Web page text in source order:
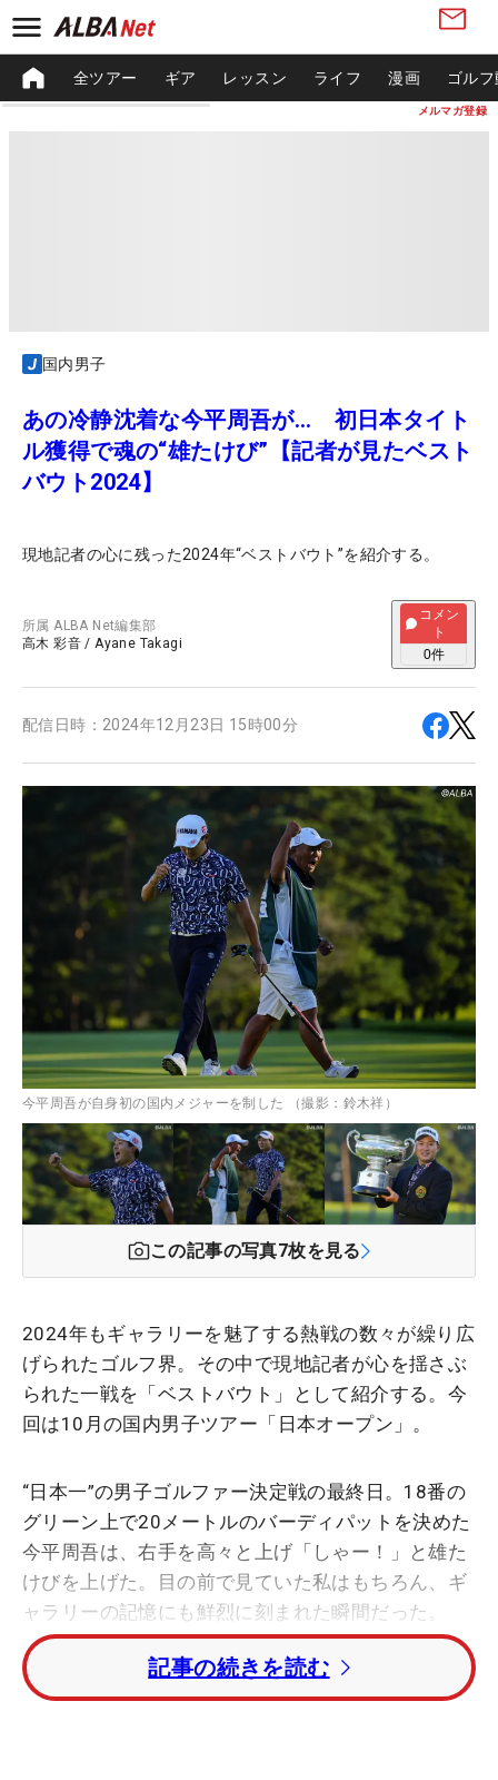
メルマガ登録
全ツアー ギア レッスン ライフ 漫画 ゴル
国内男子
あの冷静沈着な今平周吾が… 初日本タイト
ル獲得で魂の“雄たけび”【記者が見たベスト
バウト2024】
現地記者の心に残った2024年“ベストバウト”を紹介する。
所属ALBA Net編集部
高木 彩音 /Ayane Takagi
コメン
ト
0件
配信日時： 2024年12月23日 15時00分
今平周吾が自身初の国内メジャーを制した （撮影：鈴木祥）
この記事の写真7枚を見る
2024年もギャラリーを魅了する熱戦の数々が繰り広
げられたゴルフ界。その中で現地記者が心を揺さぶ
られた一戦を「ベストバウト」として紹介する。今
回は10月の国内男子ツアー「日本オープン」。
“日本一”の男子ゴルファー決定戦の最終日。18番の
グリーン上で20メートルのバーディパットを決めた
今平周吾は、右手を高々と上げ「しゃー！」と雄た
けびを上げた。目の前で見ていた私はもちろん、ギ
ャラリーの記憶にも鮮烈に刻まれた瞬間だった。
トップと1打差で迎えた日曜日は、同組の稲森佑
貴、最終組の木下稜介と前半からし烈な争いが繰り
記事の続きを読む